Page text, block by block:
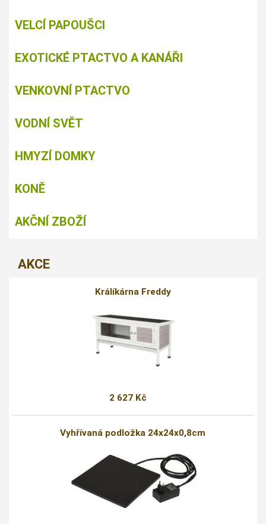
VELCÍ PAPOUŠCI
EXOTICKÉ PTACTVO A KANÁŘI
VENKOVNÍ PTACTVO
VODNÍ SVĚT
HMYZÍ DOMKY
KONĚ
AKČNÍ ZBOŽÍ
AKCE
Králíkárna Freddy
2 627 Kč
Vyhřívaná podložka 24x24x0,8cm